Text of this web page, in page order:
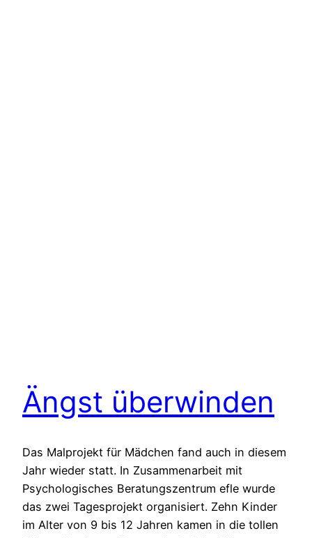
Ängst überwinden
Das Malprojekt für Mädchen fand auch in diesem
Jahr wieder statt. In Zusammenarbeit mit
Psychologisches Beratungszentrum efle wurde
das zwei Tagesprojekt organisiert. Zehn Kinder
im Alter von 9 bis 12 Jahren kamen in die tollen